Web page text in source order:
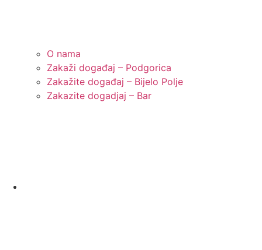
O nama
Zakaži događaj – Podgorica
Zakažite događaj – Bijelo Polje
Zakazite dogadjaj – Bar